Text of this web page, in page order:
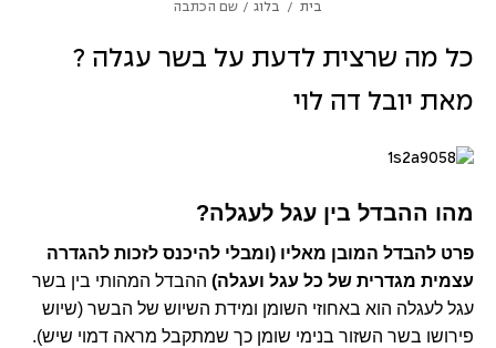
בית / בלוג / שם הכתבה
כל מה שרצית לדעת על בשר עגלה ?
מאת יובל דה לוי
מהו ההבדל בין עגל לעגלה?
פרט להבדל המובן מאליו (ומבלי להיכנס לזכות להגדרה
עצמית מגדרית של כל עגל ועגלה) ההבדל המהותי בין בשר
עגל לעגלה הוא באחוזי השומן ומידת השיוש של הבשר (שיוש
פירושו בשר השזור בנימי שומן כך שמתקבל מראה דמוי שיש).